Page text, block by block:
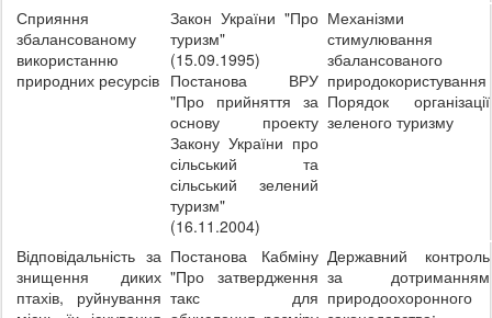
Сприяння
збалансованому
використанню
природних ресурсів
Закон України "Про
туризм"
(15.09.1995)
Постанова ВРУ
"Про прийняття за
основу проекту
Закону України про
сільський та
сільський зелений
туризм"
(16.11.2004)
Механізми
стимулювання
збалансованого
природокористування
Порядок організації
зеленого туризму
Відповідальність за
знищення диких
птахів, руйнування
Постанова Кабміну
"Про затвердження
такс для
Державний контроль
за дотриманням
природоохоронного